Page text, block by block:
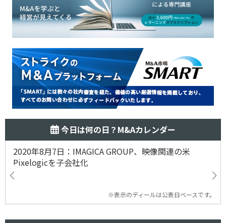
今日は何の日？M&Aカレンダー
2020年8月7日：IMAGICA GROUP、映像関連の米
Pixelogicを子会社化
※表示のディールは公表日ベースです。